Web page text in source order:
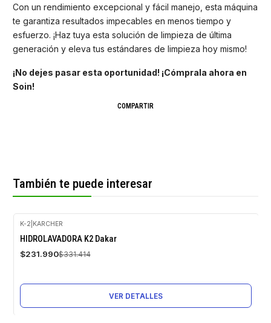
Con un rendimiento excepcional y fácil manejo, esta máquina
te garantiza resultados impecables en menos tiempo y
esfuerzo. ¡Haz tuya esta solución de limpieza de última
generación y eleva tus estándares de limpieza hoy mismo!
¡No dejes pasar esta oportunidad! ¡Cómprala ahora en
Soin!
COMPARTIR
También te puede interesar
-30%
OFF
K-2 KARCHER
HIDROLAVADORA K2 Dakar
$231.990$331.414
VER DETALLES